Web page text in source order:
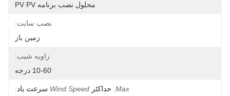
محلول نصب برنامه PV PV
نصب سایت:
زمین باز
زاویه شیب:
10-60 درجه
Max. حداکثر Wind Speed سرعت باد: